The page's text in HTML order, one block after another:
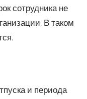
сотрудника не
В таком
и периода